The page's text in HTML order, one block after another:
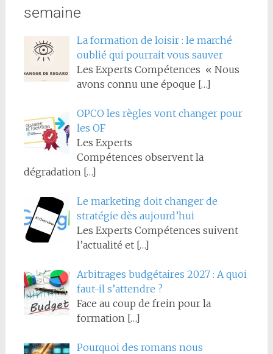
semaine
La formation de loisir : le marché
oublié qui pourrait vous sauver
Les Experts Compétences « Nous
avons connu une époque […]
OPCO les règles vont changer pour
les OF
Les Experts
Compétences observent la
dégradation […]
Le marketing doit changer de
stratégie dès aujourd’hui
Les Experts Compétences suivent
l’actualité et […]
Arbitrages budgétaires 2027 : A quoi
faut-il s’attendre ?
Face au coup de frein pour la
formation […]
Pourquoi des romans nous